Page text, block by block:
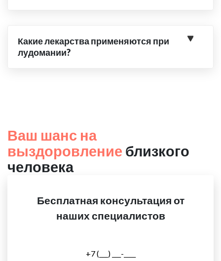
Какие лекарства применяются при
лудомании?
Ваш шанс на
выздоровление близкого
человека
Бесплатная консультация от
наших специалистов